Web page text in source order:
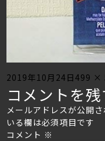
Posted
on
2019年10月24日Full
size
499 ×
コメントを残
メールアドレスが公開
いる欄は必須項目です
コメント ※